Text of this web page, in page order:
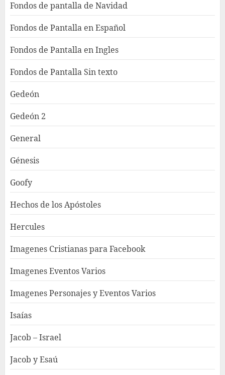
Fondos de pantalla de Navidad
Fondos de Pantalla en Español
Fondos de Pantalla en Ingles
Fondos de Pantalla Sin texto
Gedeón
Gedeón 2
General
Génesis
Goofy
Hechos de los Apóstoles
Hercules
Imagenes Cristianas para Facebook
Imagenes Eventos Varios
Imagenes Personajes y Eventos Varios
Isaías
Jacob – Israel
Jacob y Esaú